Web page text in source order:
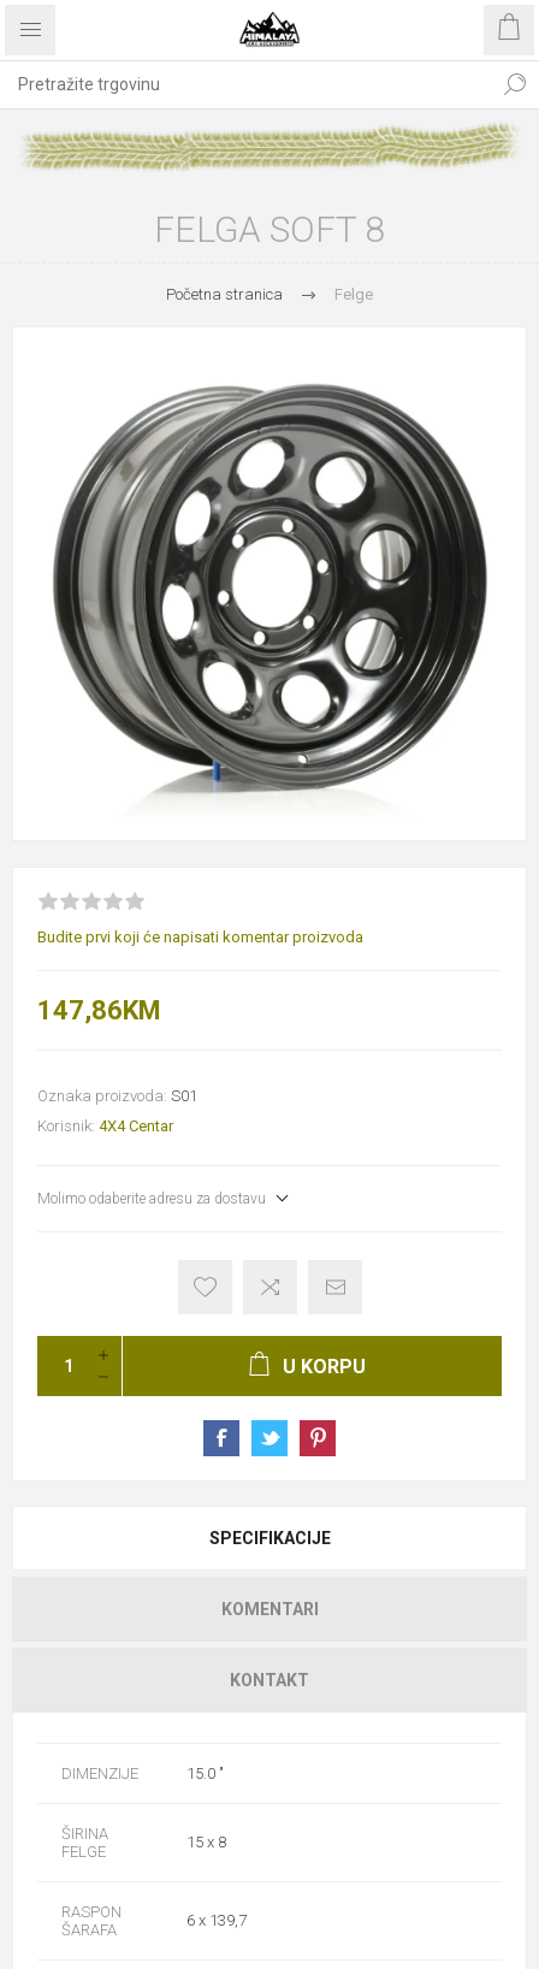
FELGA SOFT 8
Početna stranica Felge
Budite prvi koji će napisati komentar proizvoda
147,86KM
Oznaka proizvoda: S01
Korisnik: 4X4 Centar
Molimo odaberite adresu za dostavu
U KORPU
SPECIFIKACIJE
KOMENTARI
KONTAKT
DIMENZIJE 15.0 "
ŠIRINA
FELGE
15 x 8
RASPON
ŠARAFA
6 x 139,7